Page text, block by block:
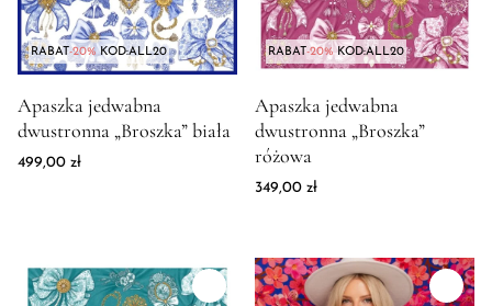
RABAT -20%KOD:ALL20
Apaszka jedwabna
dwustronna „Broszka” biała
499,00 zł
RABAT-20%KOD:ALL20
Apaszka jedwabna
dwustronna „Broszka”
różowa
349,00zł